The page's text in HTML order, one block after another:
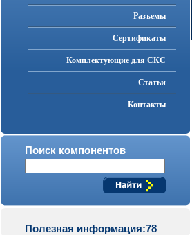
Разъемы
Cертификаты
Комплектующие для СКС
Статьи
Контакты
Поиск компонентов
Полезная информация:78